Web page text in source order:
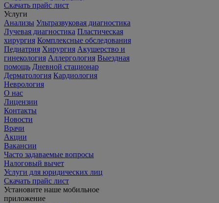
Скачать прайс лист
Услуги
Анализы Ультразвуковая диагностика
Лучевая диагностика Пластическая
хирургия Комплексные обследования
Педиатрия Хирургия Акушерство и
гинекология Аллергология Выездная
помощь Дневной стационар
Дерматология Кардиология
Неврология
О нас
Лицензии
Контакты
Новости
Врачи
Акции
Вакансии
Часто задаваемые вопросы
Налоговый вычет
Услуги для юридических лиц
Скачать прайс лист
Установите наше мобильное
приложение